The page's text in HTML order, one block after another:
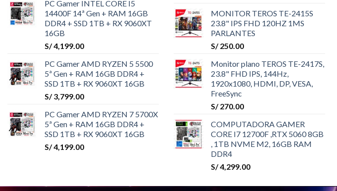
PC Gamer INTEL CORE I5
14400F 14ª Gen + RAM 16GB
DDR4 + SSD 1TB + RX 9060XT
16GB
S/4,199.00
PC Gamer AMD RYZEN 5 5500
5ª Gen + RAM 16GB DDR4 +
SSD 1TB + RX 9060XT 16GB
S/3,799.00
PC Gamer AMD RYZEN 7 5700X
5ª Gen + RAM 16GB DDR4 +
SSD 1TB + RX 9060XT 16GB
S/4,199.00
MONITOR TEROS TE-2415S
23.8" IPS FHD 120HZ 1MS
PARLANTES
S/250.00
Monitor plano TEROS TE-2417S,
23.8" FHD IPS, 144Hz,
1920x1080, HDMI, DP, VESA,
FreeSync
S/270.00
COMPUTADORA GAMER
CORE I7 12700F ,RTX 5060 8GB
, 1TB NVME M2, 16GB RAM
DDR4
S/4,299.00